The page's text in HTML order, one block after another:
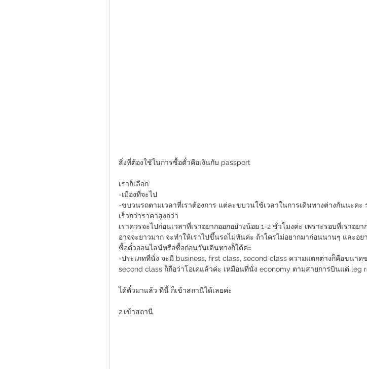
สิ่งที่ต้องใช้ในการซื้อตั๋วคือเงินกับ passport
เราก็เลือก
-เมืองที่จะไป
-ขบวนรถตามเวลาที่เราต้องการ แต่ละขบวนใช้เวลาในการเดินทางต่างกันนะคะ
เร็วกว่าราคาสูงกว่า
เราควรจะไปก่อนเวลาที่เราอยากออกอย่างน้อย 1-2 ชั่วโมงค่ะ เพราะรอบที่เราอย
อาจจะยาวมาก จะทำให้เราไปขึ้นรถไม่ทันค่ะ ถ้าใครไม่อยากมาก่อนนานๆ และอย
ซื้อตั๋วออนไลน์หรือซื้อก่อนวันเดินทางก็ได้ค่ะ
-ประเภทที่นั่ง จะมี business, first class, second class ความแตกต่างก็คือขนา
second class ก็ถือว่าโอเคแล้วค่ะ เหมือนที่นั่ง economy ตามสายการบินแต่ leg
ได้ตั๋วมาแล้ว ทีนี้ ก็เข้าสถานีได้เลยค่ะ
2.เข้าสถานี